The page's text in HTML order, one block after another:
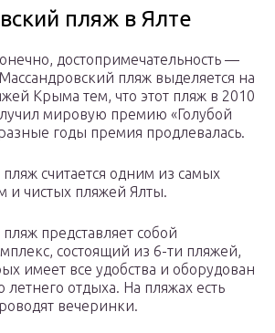
пляж в Ялте
достопримечательность —
пляж выделяется на
Крыма тем, что этот пляж в 2010
мировую премию «Голубой
годы премия продлевалась.
считается одним из самых
и чистых пляжей Ялты.
представляет собой
состоящий из 6-ти пляжей,
имеет все удобства и оборудован
летнего отдыха. На пляжах есть
вечеринки.